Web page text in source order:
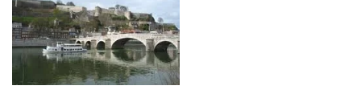
HOME
LOCATIES
KAMERS
Vertrek datum*:
keuze van vestiging